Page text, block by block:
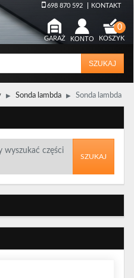
698 870 592 KONTAKT
GARAŻ KONTO KOSZYK
SZUKAJ
Sonda lambda Sonda lambda
wyszukać części
SZUKAJ